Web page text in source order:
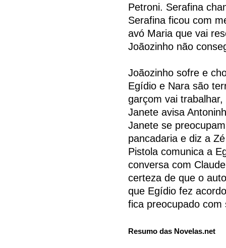
Petroni. Serafina
Serafina ficou com
avó Maria que vai
Joãozinho não
Joãozinho sofre e
Egídio e Nara são
garçom vai trabalhar,
Janete avisa
Janete se
pancadaria e diz a
Pistola comunica a
conversa com
certeza de que o
que Egídio fez
fica preocupado
Resumo das Novelas.net